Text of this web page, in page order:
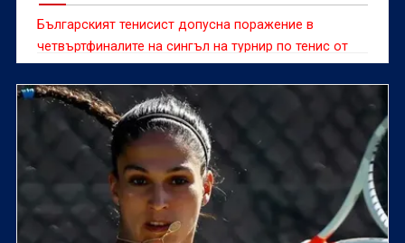
Българският тенисист допусна поражение в
четвъртфиналите на сингъл на турнир по тенис от
сериите "Чалънджър"